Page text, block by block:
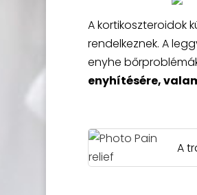
A kortikoszteroidok
rendelkeznek. A
enyhe
enyhítésére,
A